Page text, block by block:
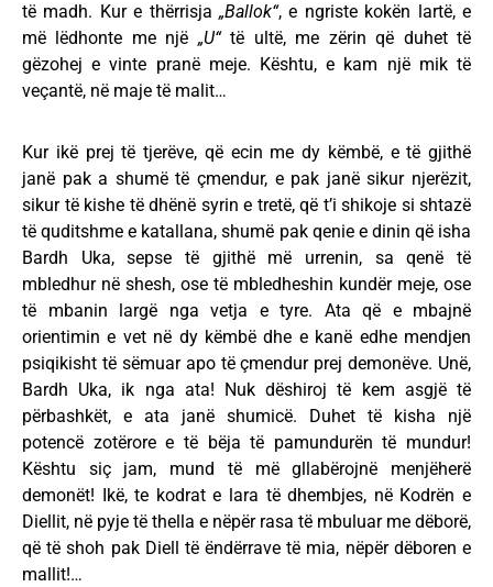
të madh. Kur e thërrisja „Ballok“, e ngriste kokën lartë, e
më lëdhonte me një „U“të ultë, me zërin që duhet të
gëzohej e vinte pranë meje. Kështu, e kam një mik të
veçantë, në maje të malit…
Kur ikë prej të tjerëve, që ecin me dy këmbë, e të gjithë
janë pak a shumë të çmendur, e pak janë sikur njerëzit,
sikur të kishe të dhënë syrin e tretë, që t’i shikoje si shtazë
të quditshme e katallana, shumë pak qenie e dinin që isha
Bardh Uka, sepse të gjithë më urrenin, sa qenë të
mbledhur në shesh, ose të mbledheshin kundër meje, ose
të mbanin largë nga vetja e tyre. Ata që e mbajnë
orientimin e vet në dy këmbë dhe e kanë edhe mendjen
psiqikisht të sëmuar apo të çmendur prej demonëve. Unë,
Bardh Uka, ik nga ata! Nuk dëshiroj të kem asgjë të
përbashkët, e ata janë shumicë. Duhet të kisha një
potencë zotërore e të bëja të pamundurën të mundur!
Kështu siç jam, mund të më gllabërojnë menjëherë
demonët! Ikë, te kodrat e lara të dhembjes, në Kodrën e
Diellit, në pyje të thella e nëpër rasa të mbuluar me dëborë,
që të shoh pak Diell të ëndërrave të mia, nëpër dëboren e
mallit!…